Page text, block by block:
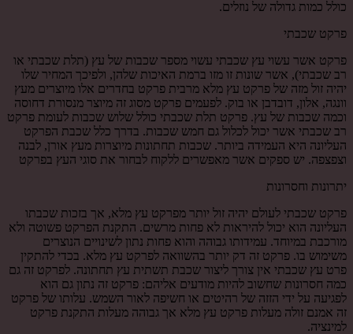
כולל כמות גדולה של נוזלים.
פרקט שכבתי
פרקט אשר עשוי עץ שכבתי עשוי מספר שכבות של עץ (תלת שכבתי או
רב שכבתי), אשר שונות זו מזו ברמת האיכות שלהן, ולפיכך המחיר שלו
יהיה זול מזה של פרקט עץ מלא מרבית פרקט בחדרים אלו מיוצרים מעץ
וונגה, אלון, דובדבן או בוק. לפעמים פרקט מסוג זה מיוצר מנסורת דחוסה
וכמה שכבות של עץ. פרקט תלת שכבתי כולל שלוש שכבות לעומת פרקט
רב שכבתי אשר יכול לכלול גם חמש שכבות. בדרך כלל שכבת הפרקט
העליונה היא העמידה ביותר. שכבות תחתונות מיוצרות מעץ אורן, לבנה
וצפצפה. יש ספקים אשר מאפשרים ללקוח לבחור את סוגי העץ בפרקט
יתרונות וחסרונות
פרקט שכבתי לעולם יהיה זול יותר מפרקט עץ מלא, אך בזכות שכבתו
העליונה הוא יכול להיראות לא פחות מרשים. התקנת הפרקט פשוטה ולא
מורכבת במיוחד. עמידותו גבוהה והוא פחות נתון לשינויים הנוצרים
משימוש בו. פרקט זה דק יותר בהשוואה לפרקט עץ מלא. בכדי להתקין
פרט עץ שכבתי אין צורך ליצור שכבת תשתית עץ תחתונה. לפרקט זה גם
כמה חסרונות שחשוב להיות מודעים אליהם: פרקט זה נתון גם הוא
לפגיעה על ידי הזזה של רהיטים או חשיפה לאור השמש. עלותו של פרקט
זה אמנם זולה מעלות פרקט עץ מלא אך גבוהה מעלות התקנת פרקט
למינציה.